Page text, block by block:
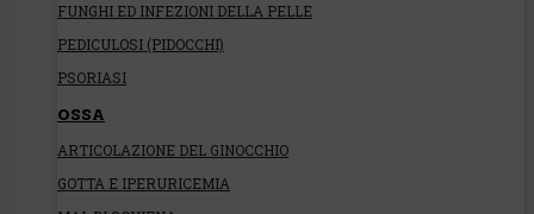
FUNGHI ED INFEZIONI DELLA PELLE
PEDICULOSI (PIDOCCHI)
PSORIASI
OSSA
ARTICOLAZIONE DEL GINOCCHIO
GOTTA E IPERURICEMIA